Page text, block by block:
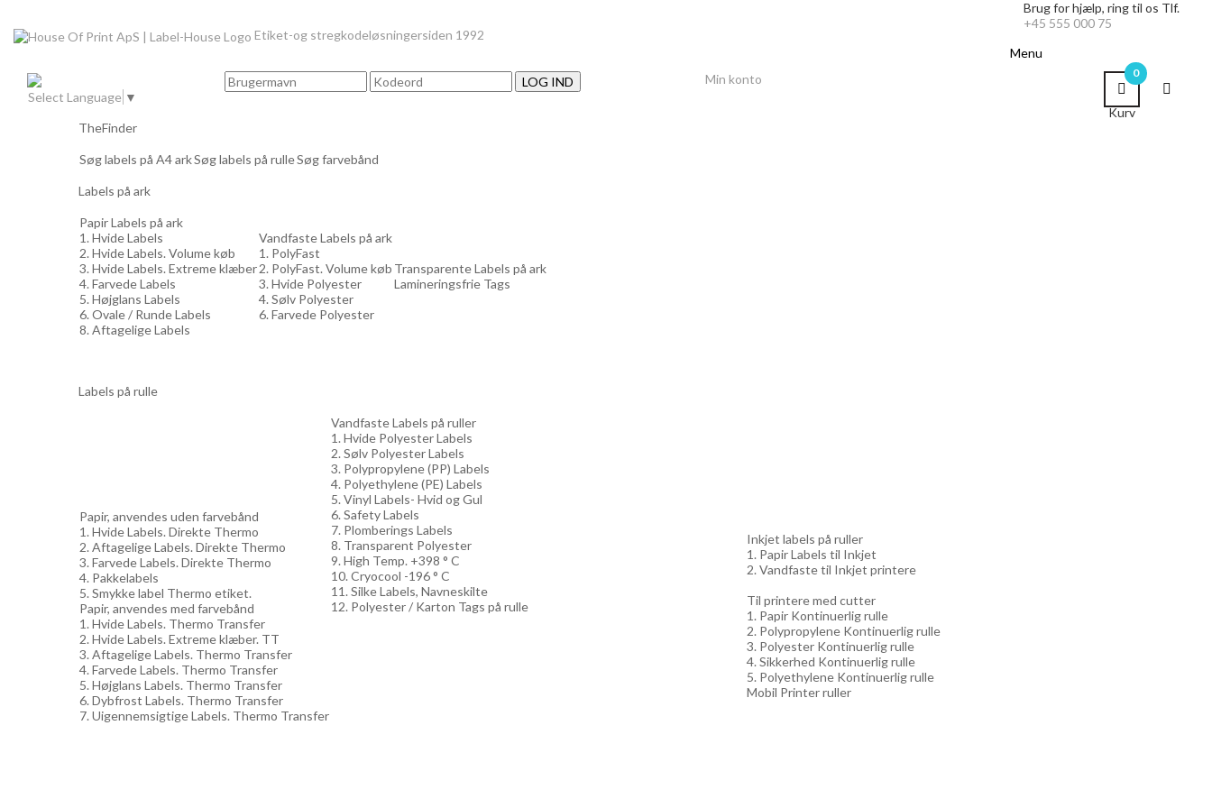
Etiket-og stregkodeløsningersiden 1992
Brug for hjælp, ring til os Tlf.
+45 555 000 75
Select Language ▼
LOG IND
0
Kurv
Min konto
Menu
TheFinder
Søg labels på A4 arkSøg labels på rulleSøg farvebånd
Labels på ark
Papir Labels på ark
1. Hvide Labels
2. Hvide Labels. Volume køb
3. Hvide Labels. Extreme klæber
4. Farvede Labels
5. Højglans Labels
6. Ovale / Runde Labels
8. Aftagelige Labels
Vandfaste Labels på ark
1. PolyFast
2. PolyFast. Volume køb
3. Hvide Polyester
4. Sølv Polyester
6. Farvede Polyester
Transparente Labels på ark
Lamineringsfrie Tags
Labels på rulle
Papir, anvendes uden farvebånd
1. Hvide Labels. Direkte Thermo
2. Aftagelige Labels. Direkte Thermo
3. Farvede Labels. Direkte Thermo
4. Pakkelabels
5. Smykke label Thermo etiket.
Papir, anvendes med farvebånd
1. Hvide Labels. Thermo Transfer
2. Hvide Labels. Extreme klæber. TT
3. Aftagelige Labels. Thermo Transfer
4. Farvede Labels. Thermo Transfer
5. Højglans Labels. Thermo Transfer
6. Dybfrost Labels. Thermo Transfer
7. Uigennemsigtige Labels. Thermo Transfer
Vandfaste Labels på ruller
1. Hvide Polyester Labels
2. Sølv Polyester Labels
3. Polypropylene (PP) Labels
4. Polyethylene (PE) Labels
5. Vinyl Labels- Hvid og Gul
6. Safety Labels
7. Plomberings Labels
8. Transparent Polyester
9. High Temp. +398 ° C
10. Cryocool -196 ° C
11. Silke Labels, Navneskilte
12. Polyester / Karton Tags på rulle
Inkjet labels på ruller
1. Papir Labels til Inkjet
2. Vandfaste til Inkjet printere
Til printere med cutter
1. Papir Kontinuerlig rulle
2. Polypropylene Kontinuerlig rulle
3. Polyester Kontinuerlig rulle
4. Sikkerhed Kontinuerlig rulle
5. Polyethylene Kontinuerlig rulle
Mobil Printer ruller